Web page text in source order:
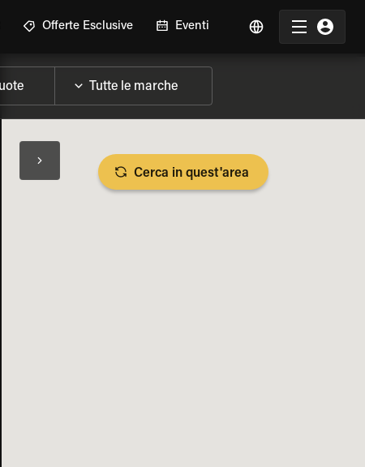
Offerte Esclusive Eventi
Cerca in quest'area